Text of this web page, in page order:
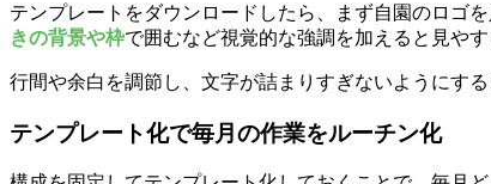
テンプレートをダウンロードしたら、まず自園のロゴ
きの背景や枠で囲むなど視覚的な強調を加えると見やす
行間や余白を調節し、文字が詰まりすぎないようにす
テンプレート化で毎月の作業をルーチン化